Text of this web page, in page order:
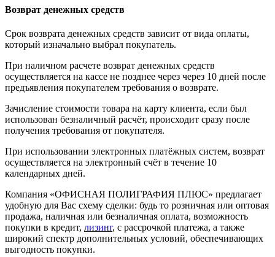
Возврат денежных средств
Срок возврата денежных средств зависит от вида оплаты,
который изначально выбрал покупатель.
При наличном расчете возврат денежных средств
осуществляется на кассе не позднее через через 10 дней после
предъявления покупателем требования о возврате.
Зачисление стоимости товара на карту клиента, если был
использован безналичный расчёт, происходит сразу после
получения требования от покупателя.
При использовании электронных платёжных систем, возврат
осуществляется на электронный счёт в течение 10
календарных дней.
Компания «ОФИСНАЯ ПОЛИГРАФИЯ ПЛЮС» предлагает
удобную для Вас схему сделки: будь то розничная или оптовая
продажа, наличная или безналичная оплата, возможность
покупки в кредит, лизинг, с рассрочкой платежа, а также
широкий спектр дополнительных условий, обеспечивающих
выгодность покупки.